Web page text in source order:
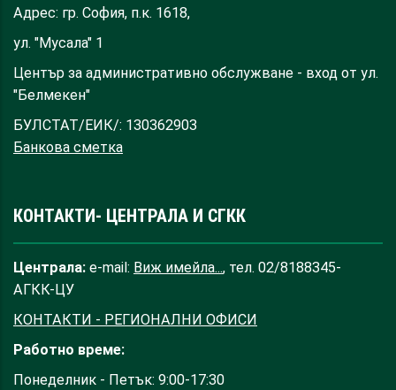
Адрес: гр. София, п.к. 1618,
ул. "Мусала" 1
Център за административно обслужване - вход от ул.
"Белмекен"
БУЛСТАТ/ЕИК/: 130362903
Банкова сметка
КОНТАКТИ- ЦЕНТРАЛА И СГКК
Централа: e-mail: Виж имейла..., тел. 02/8188345-
АГКК-ЦУ
КОНТАКТИ - РЕГИОНАЛНИ ОФИСИ
Работно време:
Понеделник - Петък: 9:00-17:30